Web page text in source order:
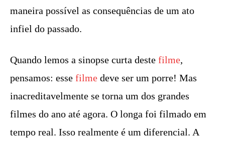
maneira possível as consequências de um ato
infiel do passado.
Quando lemos a sinopse curta deste filme,
pensamos: esse filme deve ser um porre! Mas
inacreditavelmente se torna um dos grandes
filmes do ano até agora. O longa foi filmado em
tempo real. Isso realmente é um diferencial. A